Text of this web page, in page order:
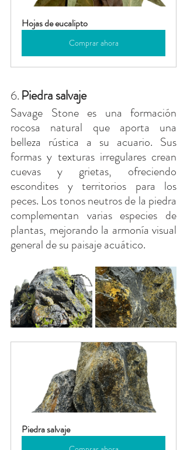
Hojas de eucalipto
Comprar ahora
6. Piedra salvaje
Savage Stone es una formación
rocosa natural que aporta una
belleza rústica a su acuario. Sus
formas y texturas irregulares crean
cuevas y grietas, ofreciendo
escondites y territorios para los
peces. Los tonos neutros de la piedra
complementan varias especies de
plantas, mejorando la armonía visual
general de su paisaje acuático.
Piedra salvaje